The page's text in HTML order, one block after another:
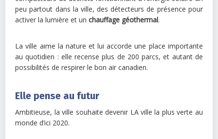
peu partout dans la ville, des détecteurs de présence pour
activer la lumière et unchauffage géothermal.
La ville aime la nature et lui accorde une place importante
au quotidien : elle recense plus de 200 parcs, et autant de
possibilités de respirer le bon air canadien.
Elle pense au futur
Ambitieuse, la ville souhaite devenir LA ville la plus verte au
monde d’ici 2020.